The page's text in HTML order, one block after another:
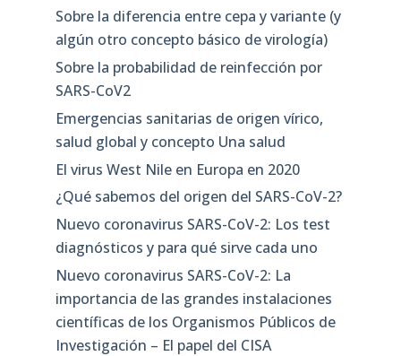
Sobre la diferencia entre cepa y variante (y
algún otro concepto básico de virología)
Sobre la probabilidad de reinfección por
SARS-CoV2
Emergencias sanitarias de origen vírico,
salud global y concepto Una salud
El virus West Nile en Europa en 2020
¿Qué sabemos del origen del SARS-CoV-2?
Nuevo coronavirus SARS-CoV-2: Los test
diagnósticos y para qué sirve cada uno
Nuevo coronavirus SARS-CoV-2: La
importancia de las grandes instalaciones
científicas de los Organismos Públicos de
Investigación – El papel del CISA